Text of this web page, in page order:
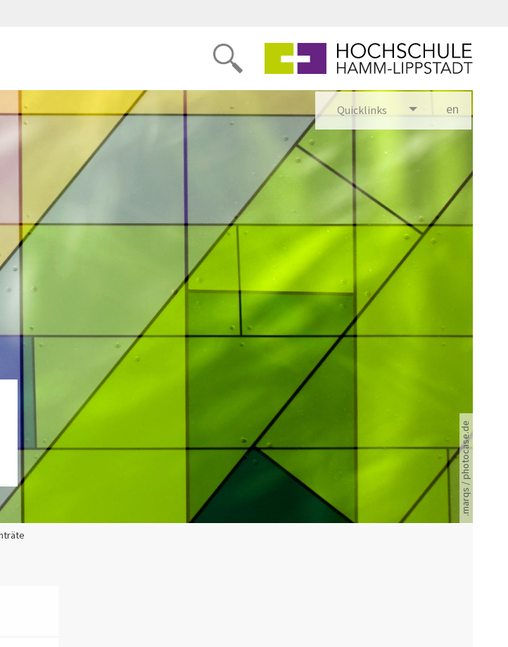
Quicklinks en
Farbige Felder in Grün- und Gelbtönen bilden geometrische Formen.
.marqs / photocase.de